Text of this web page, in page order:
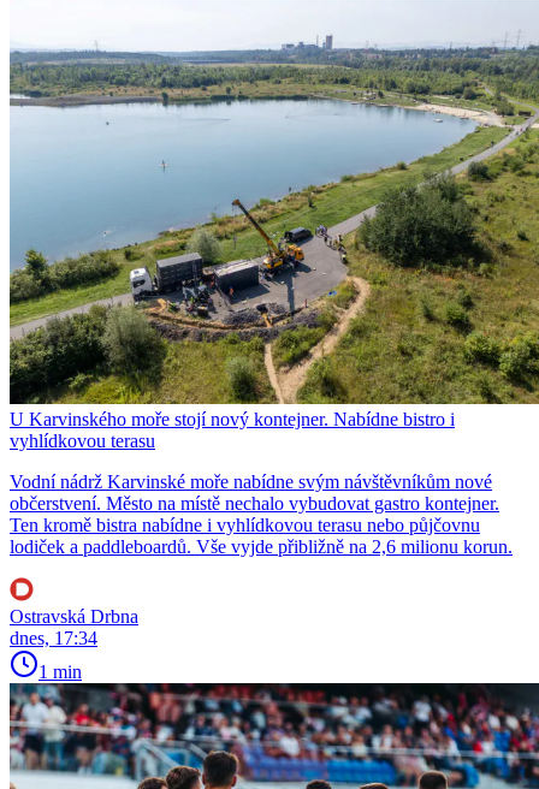
U Karvinského moře stojí nový kontejner. Nabídne bistro i
vyhlídkovou terasu
Vodní nádrž Karvinské moře nabídne svým návštěvníkům nové
občerstvení. Město na místě nechalo vybudovat gastro kontejner.
Ten kromě bistra nabídne i vyhlídkovou terasu nebo půjčovnu
lodiček a paddleboardů. Vše vyjde přibližně na 2,6 milionu korun.
Ostravská Drbna
dnes, 17:34
1 min